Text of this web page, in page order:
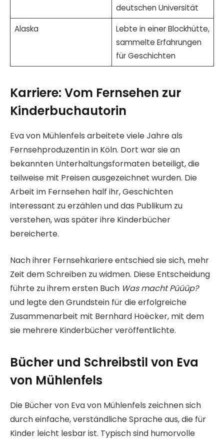
deutschen Universität
Alaska
Lebte in einer Blockhütte,
sammelte Erfahrungen
für Geschichten
Karriere: Vom Fernsehen zur
Kinderbuchautorin
Eva von Mühlenfels arbeitete viele Jahre als
Fernsehproduzentin in Köln. Dort war sie an
bekannten Unterhaltungsformaten beteiligt, die
teilweise mit Preisen ausgezeichnet wurden. Die
Arbeit im Fernsehen half ihr, Geschichten
interessant zu erzählen und das Publikum zu
verstehen, was später ihre Kinderbücher
bereicherte.
Nach ihrer Fernsehkariere entschied sie sich, mehr
Zeit dem Schreiben zu widmen. Diese Entscheidung
führte zu ihrem ersten Buch Was macht Püüüp?
und legte den Grundstein für die erfolgreiche
Zusammenarbeit mit Bernhard Hoëcker, mit dem
sie mehrere Kinderbücher veröffentlichte.
Bücher und Schreibstil von Eva
von Mühlenfels
Die Bücher von Eva von Mühlenfels zeichnen sich
durch einfache, verständliche Sprache aus, die für
Kinder leicht lesbar ist. Typisch sind humorvolle